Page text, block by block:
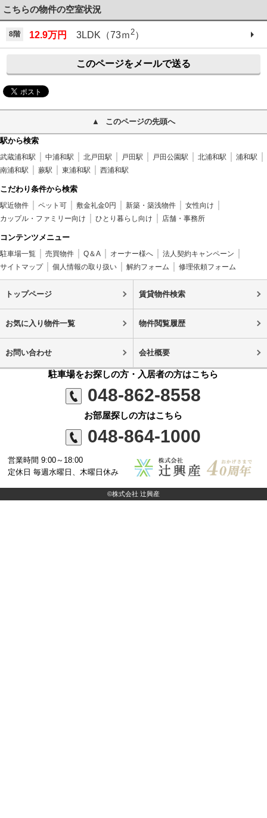
こちらの物件の空室状況
8階 12.9万円 3LDK（73ｍ2）
このページをメールで送る
このページの先頭へ
駅から検索
武蔵浦和駅 中浦和駅 北戸田駅 戸田駅 戸田公園駅 北浦和駅
浦和駅
南浦和駅
蕨駅 東浦和駅 西浦和駅
こだわり条件から検索
駅近物件 ペット可 敷金礼金0円 新築・築浅物件
女性向け
カップル・ファミリー向け
ひとり暮らし向け 店舗・事務所
コンテンツメニュー
駐車場一覧 売買物件 Q＆A オーナー様へ
法人契約キャンペーン
サイトマップ
個人情報の取り扱い 解約フォーム 修理依頼フォーム
トップページ 賃貸物件検索
お気に入り物件一覧 物件閲覧履歴
お問い合わせ 会社概要
駐車場をお探しの方・入居者の方はこちら
048-862-8558
お部屋探しの方はこちら
048-864-1000
営業時間 9:00～18:00
定休日 毎週水曜日、木曜日休み
©株式会社 辻興産